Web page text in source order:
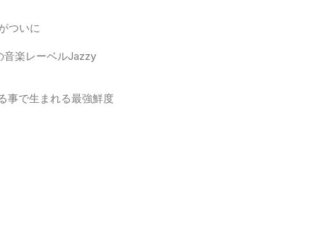
ついに
音楽レーベルJazzy
事で生まれる最強鮮度